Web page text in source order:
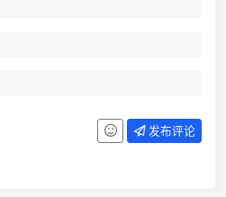
发布评论